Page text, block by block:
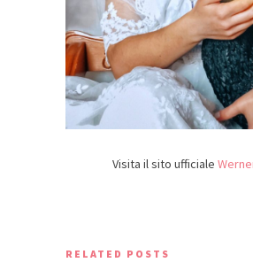
Visita il sito ufficiale
RELATED POSTS